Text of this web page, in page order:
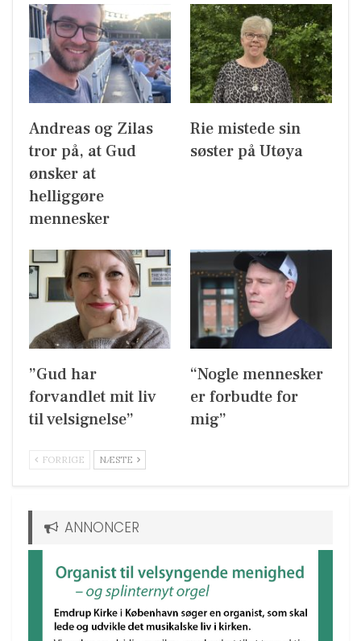
Andreas og Zilas
tror på, at Gud
ønsker at
helliggøre
mennesker
Rie mistede sin
søster på Utøya
”Gud har
forvandlet mit liv
til velsignelse”
“Nogle mennesker
er forbudte for
mig”
FORRIGE NÆSTE
ANNONCER